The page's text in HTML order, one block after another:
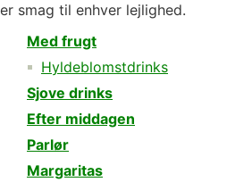
smag til enhver lejlighed.
Med frugt
Hyldeblomstdrinks
Sjove drinks
Efter middagen
Parlør
Margaritas